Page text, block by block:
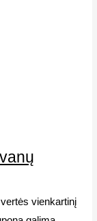
vienkartinį